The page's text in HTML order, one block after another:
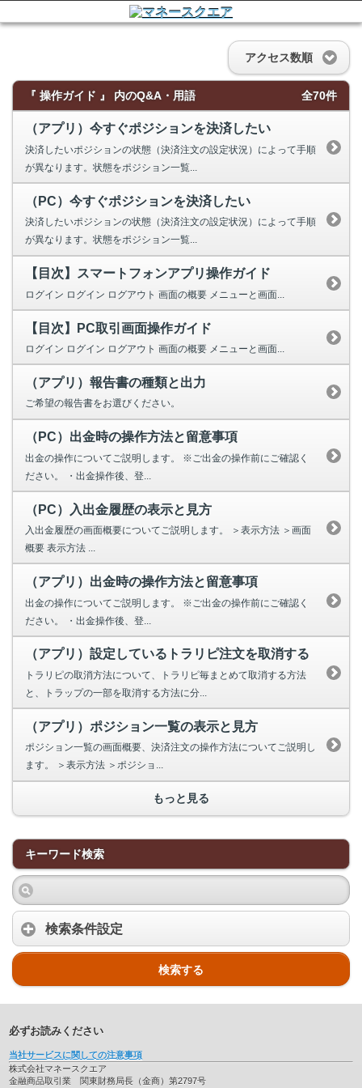
アクセス数順
『 操作ガイド 』 内のQ&A・用語 全70件
（アプリ）今すぐポジションを決済したい
決済したいポジションの状態（決済注文の設定状況）によって手順
が異なります。状態をポジション一覧...
（PC）今すぐポジションを決済したい
決済したいポジションの状態（決済注文の設定状況）によって手順
が異なります。状態をポジション一覧...
【目次】スマートフォンアプリ操作ガイド
ログイン ログイン ログアウト 画面の概要 メニューと画面...
【目次】PC取引画面操作ガイド
ログイン ログイン ログアウト 画面の概要 メニューと画面...
（アプリ）報告書の種類と出力
ご希望の報告書をお選びください。
（PC）出金時の操作方法と留意事項
出金の操作についてご説明します。 ※ご出金の操作前にご確認く
ださい。 ・出金操作後、登...
（PC）入出金履歴の表示と見方
入出金履歴の画面概要についてご説明します。 ＞表示方法 ＞画面
概要 表示方法 ...
（アプリ）出金時の操作方法と留意事項
出金の操作についてご説明します。 ※ご出金の操作前にご確認く
ださい。 ・出金操作後、登...
（アプリ）設定しているトラリピ注文を取消する
トラリピの取消方法について、トラリピ毎まとめて取消する方法
と、トラップの一部を取消する方法に分...
（アプリ）ポジション一覧の表示と見方
ポジション一覧の画面概要、決済注文の操作方法についてご説明し
ます。 ＞表示方法 ＞ポジショ...
もっと見る
キーワード検索
検索条件設定
検索する
必ずお読みください
当社サービスに関しての注意事項
株式会社マネースクエア
金融商品取引業 関東財務局長（金商）第2797号